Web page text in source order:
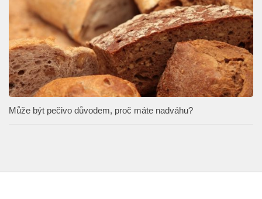
Může být pečivo důvodem, proč máte nadváhu?